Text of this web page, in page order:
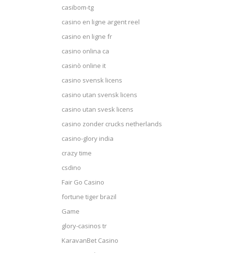
casibom-tg
casino en ligne argent reel
casino en ligne fr
casino onlina ca
casinò online it
casino svensk licens
casino utan svensk licens
casino utan svesk licens
casino zonder crucks netherlands
casino-glory india
crazy time
csdino
Fair Go Casino
fortune tiger brazil
Game
glory-casinos tr
KaravanBet Casino